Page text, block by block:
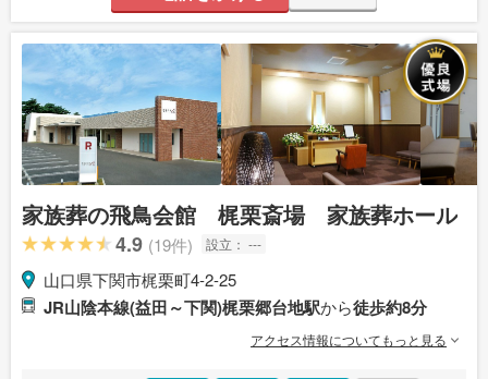
家族葬の飛鳥会館 梶栗斎場 家族葬ホール
4.9 (19件) 設立： ---
山口県下関市梶栗町4-2-25
JR山陰本線(益田～下関)梶栗郷台地駅から徒歩約8分
アクセス情報についてもっと見る